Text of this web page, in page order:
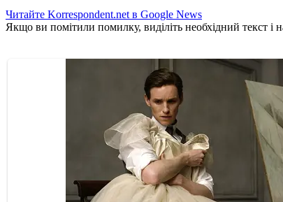
Читайте Korrespondent.net в Google News
Якщо ви помітили помилку, виділіть необхідний текст